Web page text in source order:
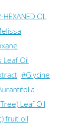
HEXANEDIOL
Leaf Oil
#Glycine
Leaf Oil
fruit oil